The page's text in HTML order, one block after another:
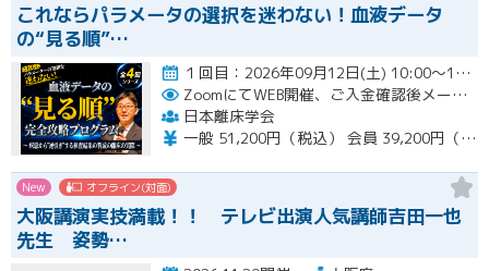
これならパラメータの選択を迷わない！血液データ
の“見る順”…
１回目：2026年09月12日(土) 10:00〜16:00 ２回目：2026年10月31日(土) 10:00〜16…開催
ZoomにてWEB開催、ご入金確認後メールにてURLをお知らせいたします。
日本離床学会
一般 51,200円（税込） 会員 39,200円（税込）
New オフライン(対面)
大阪講演実技満載！！ テレビ出演人気講師吉田一也
先生 姿勢…